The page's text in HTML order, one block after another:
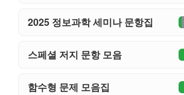
2025 정보과학 세미나 문항집
스페셜 저지 문항 모음
함수형 문제 모음집